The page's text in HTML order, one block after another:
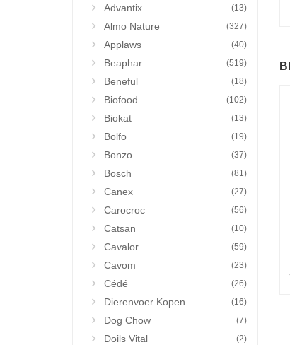
Advantix (13)
Almo Nature (327)
Applaws (40)
Beaphar (519)
Beneful (18)
Biofood (102)
Biokat (13)
Bolfo (19)
Bonzo (37)
Bosch (81)
Canex (27)
Carocroc (56)
Catsan (10)
Cavalor (59)
Cavom (23)
Cédé (26)
Dierenvoer Kopen (16)
Dog Chow (7)
Doils Vital (2)